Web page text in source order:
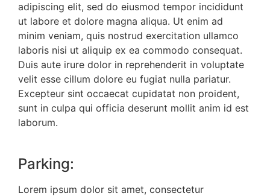
adipiscing elit, sed do eiusmod tempor incididunt
ut labore et dolore magna aliqua. Ut enim ad
minim veniam, quis nostrud exercitation ullamco
laboris nisi ut aliquip ex ea commodo consequat.
Duis aute irure dolor in reprehenderit in voluptate
velit esse cillum dolore eu fugiat nulla pariatur.
Excepteur sint occaecat cupidatat non proident,
sunt in culpa qui officia deserunt mollit anim id est
laborum.
Parking:
Lorem ipsum dolor sit amet, consectetur